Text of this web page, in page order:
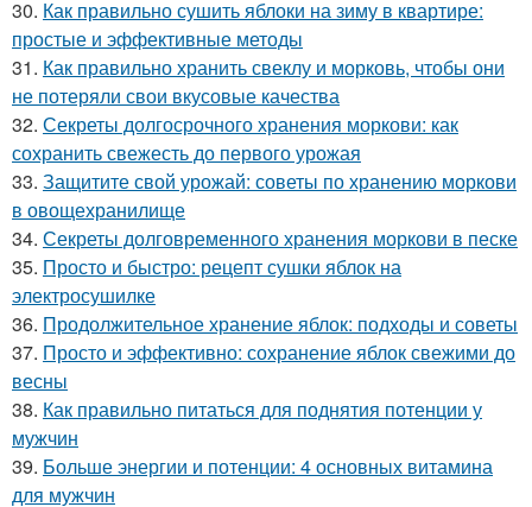
30. Как правильно сушить яблоки на зиму в квартире:
простые и эффективные методы
31. Как правильно хранить свеклу и морковь, чтобы они
не потеряли свои вкусовые качества
32. Секреты долгосрочного хранения моркови: как
сохранить свежесть до первого урожая
33. Защитите свой урожай: советы по хранению моркови
в овощехранилище
34. Секреты долговременного хранения моркови в песке
35. Просто и быстро: рецепт сушки яблок на
электросушилке
36. Продолжительное хранение яблок: подходы и советы
37. Просто и эффективно: сохранение яблок свежими до
весны
38. Как правильно питаться для поднятия потенции у
мужчин
39. Больше энергии и потенции: 4 основных витамина
для мужчин